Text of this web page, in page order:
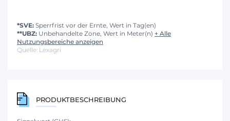
*SVE: Sperrfrist vor der Ernte, Wert in Tag(en)
**UBZ: Unbehandelte Zone, Wert in Meter(n) + Alle
Nutzungsbereiche anzeigen
Quelle: Lexagri
PRODUKTBESCHREIBUNG